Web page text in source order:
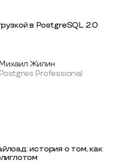
в PostgreSQL 2.0
Жилин
Postgres Professional
история о том, как